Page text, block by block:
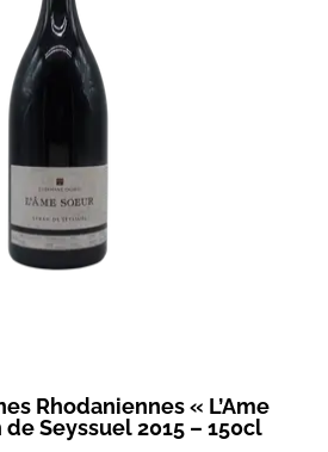
Rhodaniennes « L’Ame
de Seyssuel 2015 – 150cl